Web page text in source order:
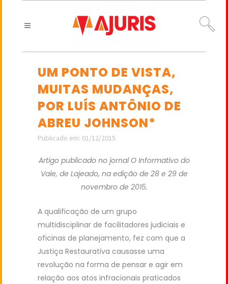
UM PONTO DE VISTA,
MUITAS MUDANÇAS,
POR LUÍS ANTÔNIO DE
ABREU JOHNSON*
Publicado em: 01/12/2015
Artigo publicado no jornal O Informativo do
Vale, de Lajeado, na edição de 28 e 29 de
novembro de 2015.
A qualificação de um grupo
multidisciplinar de facilitadores judiciais e
oficinas de planejamento, fez com que a
Justiça Restaurativa causasse uma
revolução na forma de pensar e agir em
relação aos atos infracionais praticados